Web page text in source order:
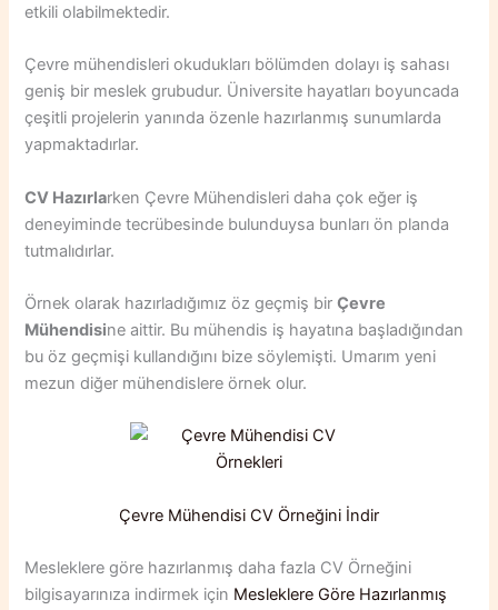
etkili olabilmektedir.
Çevre mühendisleri okudukları bölümden dolayı iş sahası
geniş bir meslek grubudur. Üniversite hayatları boyuncada
çeşitli projelerin yanında özenle hazırlanmış sunumlarda
yapmaktadırlar.
CV Hazırlarken Çevre Mühendisleri daha çok eğer iş
deneyiminde tecrübesinde bulunduysa bunları ön planda
tutmalıdırlar.
Örnek olarak hazırladığımız öz geçmiş birÇevre
Mühendisine aittir. Bu mühendis iş hayatına başladığından
bu öz geçmişi kullandığını bize söylemişti. Umarım yeni
mezun diğer mühendislere örnek olur.
Çevre Mühendisi CV Örneğini İndir
Mesleklere göre hazırlanmış daha fazla CV Örneğini
bilgisayarınıza indirmek için Mesleklere Göre Hazırlanmış